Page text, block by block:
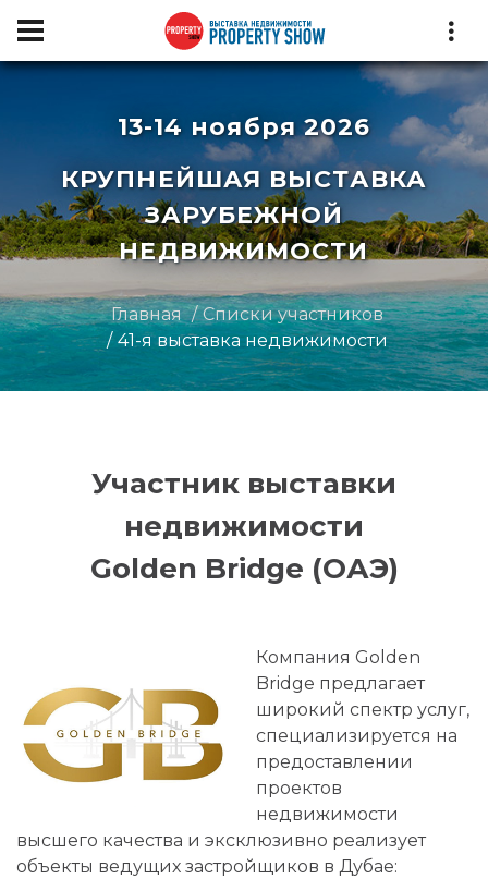
13-14 ноября 2026
КРУПНЕЙШАЯ ВЫСТАВКА
ЗАРУБЕЖНОЙ
НЕДВИЖИМОСТИ
Главная
Списки участников
41-я выставка недвижимости
Участник выставки
недвижимости
Golden Bridge (ОАЭ)
Компания Golden
Bridge предлагает
широкий спектр услуг,
специализируется на
предоставлении
проектов
недвижимости
высшего качества и эксклюзивно реализует
объекты ведущих застройщиков в Дубае: